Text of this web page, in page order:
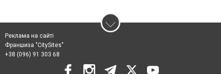
Реклама на сайті
Франшиза "CitySites"
+38 (096) 91 303 68